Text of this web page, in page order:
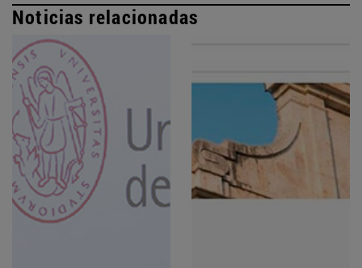
Noticias relacionadas